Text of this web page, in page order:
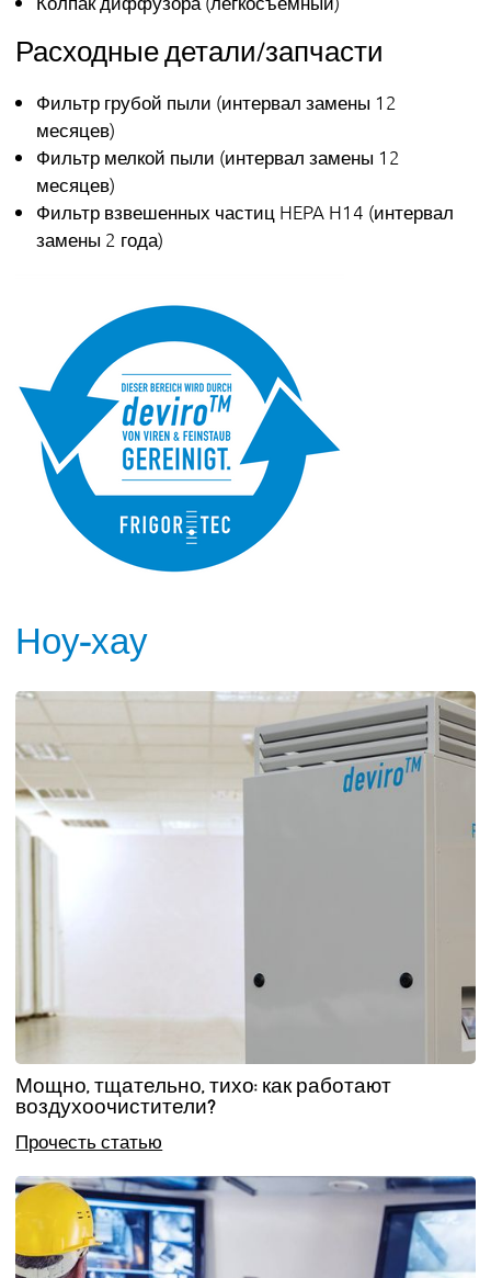
Расходные детали/запчасти
Фильтр грубой пыли (интервал замены 12
месяцев)
Фильтр мелкой пыли (интервал замены 12
месяцев)
Фильтр взвешенных частиц HEPA H14 (интервал
замены 2 года)
Ноу-хау
Мощно, тщательно, тихо: как работают
воздухоочистители?
Прочесть статью